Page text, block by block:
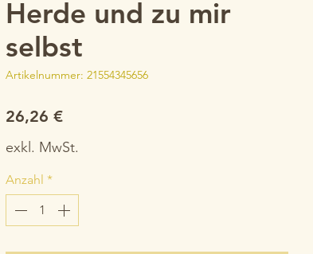
Herde und zu mir
selbst
Artikelnummer: 21554345656
26,26 €Preis
exkl. MwSt.
Anzahl *